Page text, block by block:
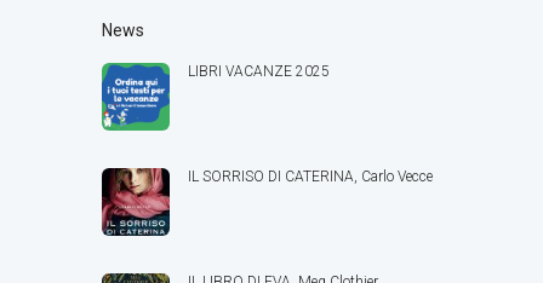
News
LIBRI VACANZE 2025
IL SORRISO DI CATERINA, Carlo Vecce